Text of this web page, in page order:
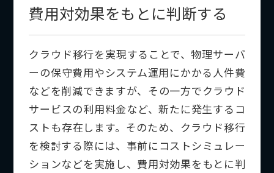
費用対効果をもとに判断する
クラウド移行を実現することで、物理サーバ
ーの保守費用やシステム運用にかかる人件費
などを削減できますが、その一方でクラウド
サービスの利用料金など、新たに発生するコ
ストも存在します。そのため、クラウド移行
を検討する際には、事前にコストシミュレー
ションなどを実施し、費用対効果をもとに判